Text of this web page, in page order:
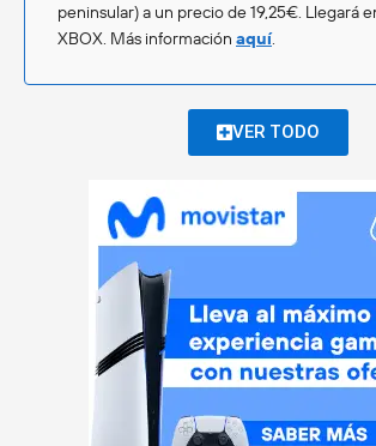
peninsular) a un precio de 19,25€. Llegará
XBOX. Más información aquí.
VER TODO